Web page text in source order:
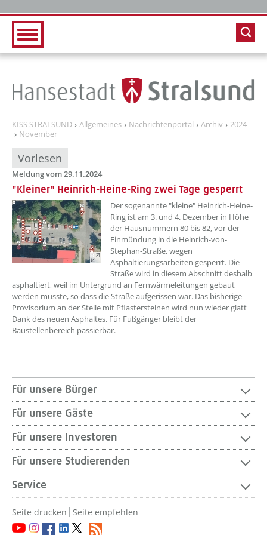
KISS STRALSUND Allgemeines Nachrichtenportal Archiv
2024
November
Vorlesen
Meldung vom 29.11.2024
"Kleiner" Heinrich-Heine-Ring zwei Tage gesperrt
??? absaetzeOben[1]/titel ???
Der sogenannte "kleine" Heinrich-Heine-
Ring ist am 3. und 4. Dezember in Höhe
der Hausnummern 80 bis 82, vor der
Einmündung in die Heinrich-von-
Stephan-Straße, wegen
Asphaltierungsarbeiten gesperrt. Die
Straße wird in diesem Abschnitt deshalb
asphaltiert, weil im Untergrund an Fernwärmeleitungen gebaut
werden musste, so dass die Straße aufgerissen war. Das bisherige
Provisorium an der Stelle mit Pflastersteinen wird nun wieder glatt
Dank des neuen Asphaltes. Für Fußgänger bleibt der
Baustellenbereich passierbar.
Für unsere Bürger
Für unsere Gäste
Für unsere Investoren
Für unsere Studierenden
Service
Seite drucken Seite empfehlen